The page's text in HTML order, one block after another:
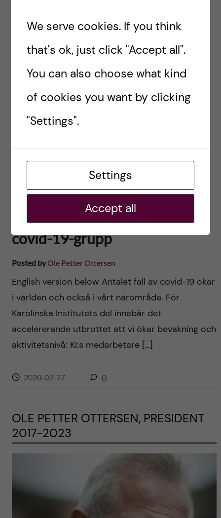
Coronaviruset: KI trappar upp
“KI ska en aktiv kraft mot rykten, skvaller och
stigmatisering” och att vi som universitet har ett
extra stort ansvar […]
2020-03-09 0
Coronaviruset: KI etablerar
covid-19-grupp
Posted byOle Petter Ottersen
English version below Antalet fall av covid-19 ökar
i världen och också i vårt närområde. För
Karolinska Institutets del innebär det
accelererande utbrottet att vi ökar bevakning och
aktivitetsnivå: KI:s medarbetare […]
2020-02-27 0
OLE PETTER OTTERSEN, PRESIDENT
2017-2023
We serve cookies. If you think
that's ok, just click "Accept all".
You can also choose what kind
of cookies you want by clicking
"Settings".
Settings
Accept all